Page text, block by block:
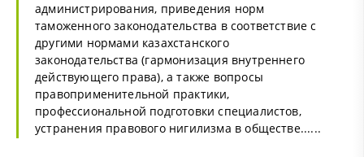
администрирования, приведения норм
таможенного законодательства в соответствие с
другими нормами казахстанского
законодательства (гармонизация внутреннего
действующего права), а также вопросы
правоприменительной практики,
профессиональной подготовки специалистов,
устранения правового нигилизма в обществе......